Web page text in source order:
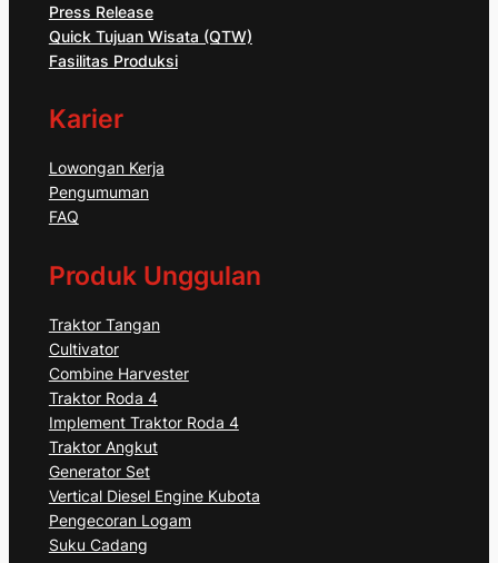
Press Release
Quick Tujuan Wisata (QTW)
Fasilitas Produksi
Karier
Lowongan Kerja
Pengumuman
FAQ
Produk Unggulan
Traktor Tangan
Cultivator
Combine Harvester
Traktor Roda 4
Implement Traktor Roda 4
Traktor Angkut
Generator Set
Vertical Diesel Engine Kubota
Pengecoran Logam
Suku Cadang